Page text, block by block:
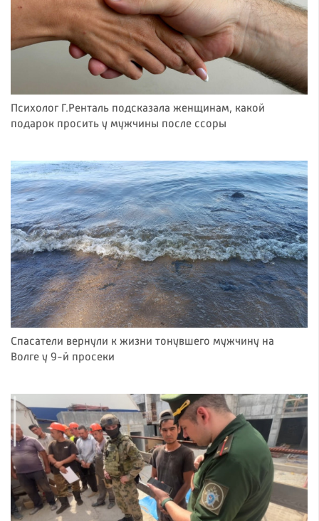
Психолог Г.Ренталь подсказала женщинам, какой
подарок просить у мужчины после ссоры
Спасатели вернули к жизни тонувшего мужчину на
Волге у 9-й просеки